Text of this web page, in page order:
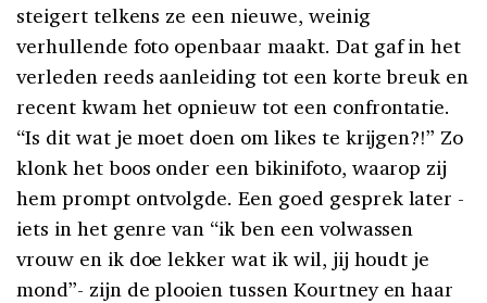
steigert telkens ze een nieuwe, weinig
verhullende foto openbaar maakt. Dat gaf in het
verleden reeds aanleiding tot een korte breuk en
recent kwam het opnieuw tot een confrontatie.
“Is dit wat je moet doen om likes te krijgen?!” Zo
klonk het boos onder een bikinifoto, waarop zij
hem prompt ontvolgde. Een goed gesprek later -
iets in het genre van “ik ben een volwassen
vrouw en ik doe lekker wat ik wil, jij houdt je
mond”- zijn de plooien tussen Kourtney en haar